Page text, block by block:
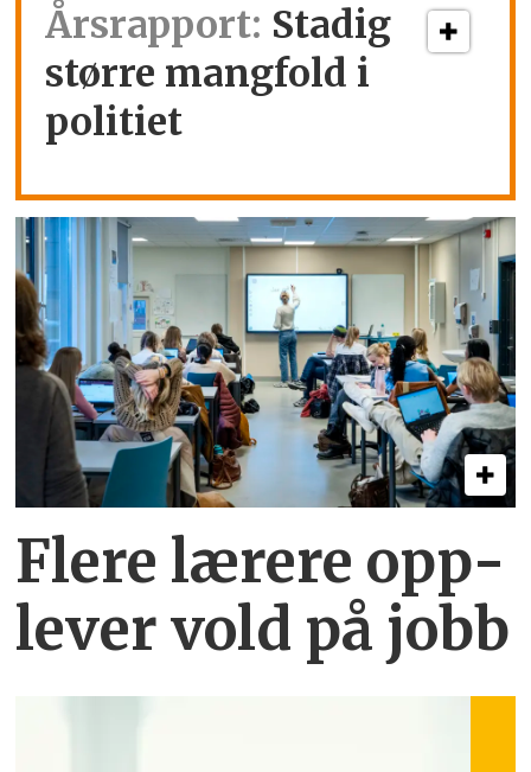
Årsrapport: Stadig
større mangfold i
politiet
Flere lærere opp­
lever vold på jobb